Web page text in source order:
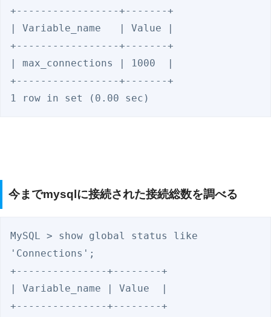
+-----------------+-------+
| Variable_name   | Value |
+-----------------+-------+
| max_connections | 1000  |
+-----------------+-------+
1 row in set (0.00 sec)
今までmysqlに接続された接続総数を調べる
MySQL > show global status like
'Connections';
+---------------+--------+
| Variable_name | Value  |
+---------------+--------+